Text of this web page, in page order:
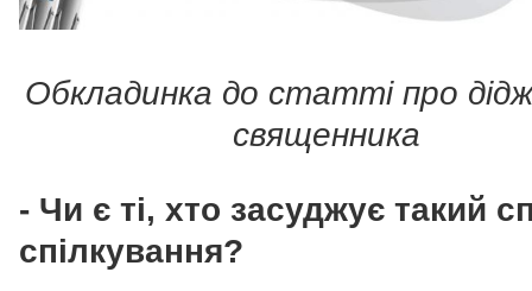
Обкладинка до статті про
священника
- Чи є ті, хто засуджує такий
спілкування?